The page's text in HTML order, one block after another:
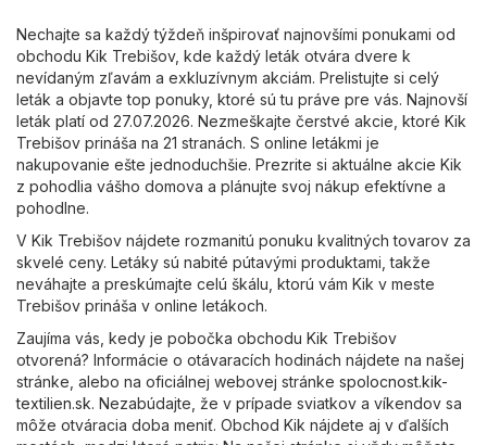
Nechajte sa každý týždeň inšpirovať najnovšími ponukami od
obchodu Kik Trebišov, kde každý leták otvára dvere k
nevídaným zľavám a exkluzívnym akciám. Prelistujte si celý
leták a objavte top ponuky, ktoré sú tu práve pre vás. Najnovší
leták platí od 27.07.2026. Nezmeškajte čerstvé akcie, ktoré Kik
Trebišov prináša na 21 stranách. S online letákmi je
nakupovanie ešte jednoduchšie. Prezrite si aktuálne akcie Kik
z pohodlia vášho domova a plánujte svoj nákup efektívne a
pohodlne.
V Kik Trebišov nájdete rozmanitú ponuku kvalitných tovarov za
skvelé ceny. Letáky sú nabité pútavými produktami, takže
neváhajte a preskúmajte celú škálu, ktorú vám Kik v meste
Trebišov prináša v online letákoch.
Zaujíma vás, kedy je pobočka obchodu Kik Trebišov
otvorená? Informácie o otávaracích hodinách nájdete na našej
stránke, alebo na oficiálnej webovej stránke spolocnost.kik-
textilien.sk. Nezabúdajte, že v prípade sviatkov a víkendov sa
môže otváracia doba meniť. Obchod Kik nájdete aj v ďalších